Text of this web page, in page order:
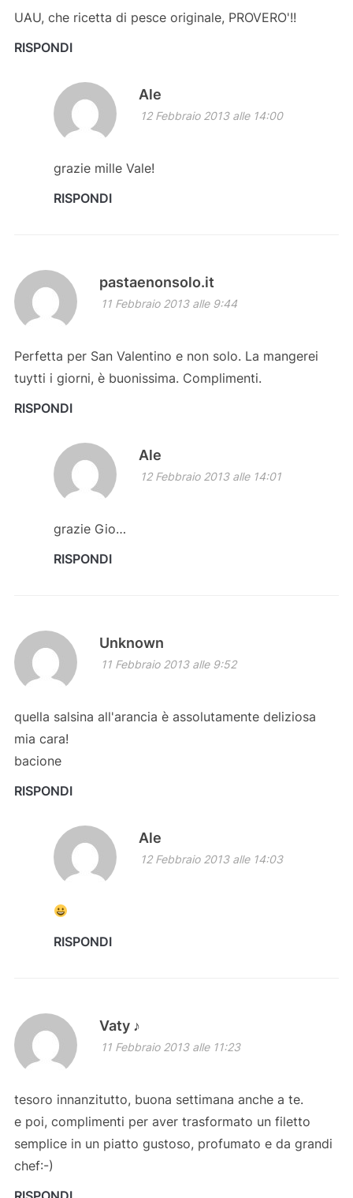
UAU, che ricetta di pesce originale, PROVERO'!!
RISPONDI
Ale
12 Febbraio 2013 alle 14:00
grazie mille Vale!
RISPONDI
pastaenonsolo.it
11 Febbraio 2013 alle 9:44
Perfetta per San Valentino e non solo. La mangerei
tuytti i giorni, è buonissima. Complimenti.
RISPONDI
Ale
12 Febbraio 2013 alle 14:01
grazie Gio…
RISPONDI
Unknown
11 Febbraio 2013 alle 9:52
quella salsina all'arancia è assolutamente deliziosa
mia cara!
bacione
RISPONDI
Ale
12 Febbraio 2013 alle 14:03
RISPONDI
Vaty ♪
11 Febbraio 2013 alle 11:23
tesoro innanzitutto, buona settimana anche a te.
e poi, complimenti per aver trasformato un filetto
semplice in un piatto gustoso, profumato e da grandi
chef:-)